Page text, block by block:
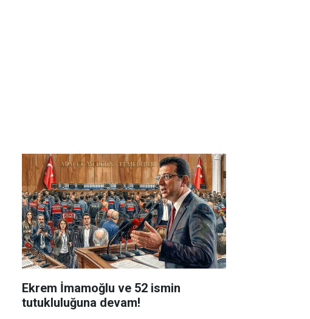
Ekrem İmamoğlu ve 52 ismin
tutukluluğuna devam!